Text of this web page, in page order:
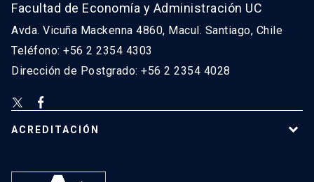
Facultad de Economía y Administración UC
Avda. Vicuña Mackenna 4860, Macul. Santiago, Chile
Teléfono: +56 2 2354 4303
Dirección de Postgrado: +56 2 2354 4028
ACREDITACIÓN